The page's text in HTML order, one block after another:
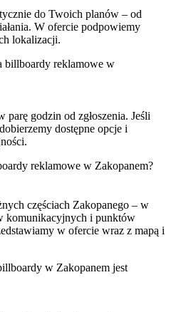
do Twoich planów – od
W ofercie podpowiemy
lokalizacji.
billboardy reklamowe w
godzin od zgłoszenia. Jeśli
dostępne opcje i
reklamowe w Zakopanem?
częściach Zakopanego – w
komunikacyjnych i punktów
w ofercie wraz z mapą i
w Zakopanem jest